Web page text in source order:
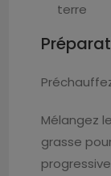
terre
Mélangez
grasse